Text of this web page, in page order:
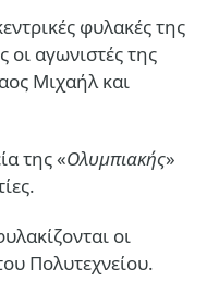
φυλακές της
οι αγωνιστές της
Μιχαήλ και
της «Ολυμπιακής»
οι
Πολυτεχνείου.